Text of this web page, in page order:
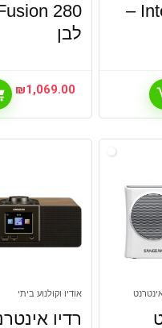
Internet Music –
לבן
₪1,069.00
אודיו וקולנוע ביתי
רדיו